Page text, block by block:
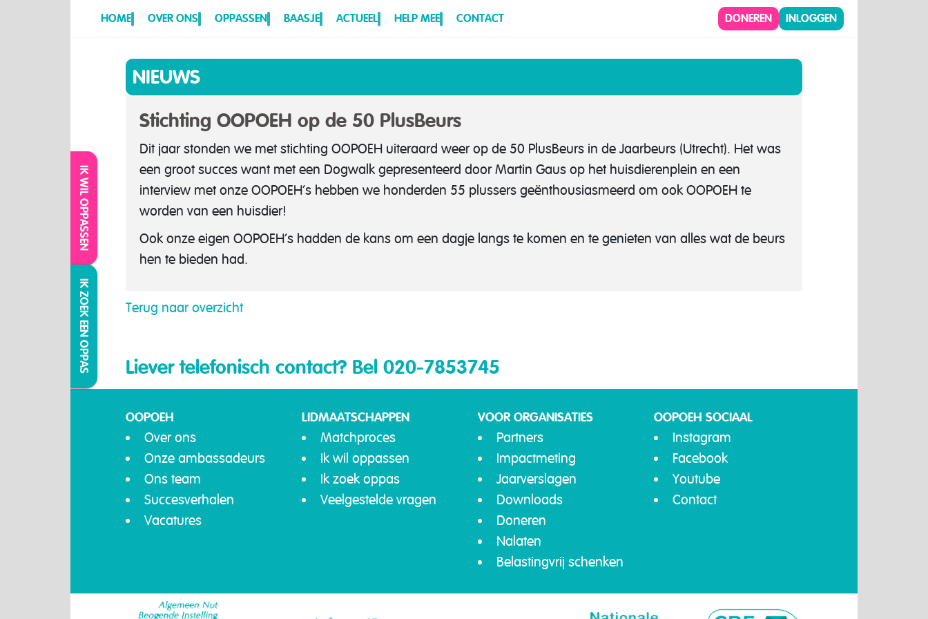
HOME OVER ONS OPPASSEN BAASJE ACTUEEL HELP MEE CONTACT DONEREN INLOGGEN
IK WIL OPPASSEN
IK ZOEK EEN OPPAS
NIEUWS
Stichting OOPOEH op de 50 PlusBeurs
Dit jaar stonden we met stichting OOPOEH uiteraard weer op de 50 PlusBeurs in de Jaarbeurs (Utrecht). Het was
een groot succes want met een Dogwalk gepresenteerd door Martin Gaus op het huisdierenplein en een
interview met onze OOPOEH’s hebben we honderden 55 plussers geënthousiasmeerd om ook OOPOEH te
worden van een huisdier!
Ook onze eigen OOPOEH’s hadden de kans om een dagje langs te komen en te genieten van alles wat de beurs
hen te bieden had.
Terug naar overzicht
Liever telefonisch contact? Bel 020-7853745
OOPOEH
Over ons
Onze ambassadeurs
Ons team
Succesverhalen
Vacatures
LIDMAATSCHAPPEN
Matchproces
Ik wil oppassen
Ik zoek oppas
Veelgestelde vragen
VOOR ORGANISATIES
Partners
Impactmeting
Jaarverslagen
Downloads
Doneren
Nalaten
Belastingvrij schenken
OOPOEH SOCIAAL
Instagram
Facebook
Youtube
Contact